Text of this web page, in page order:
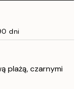
dni
plażą, czarnymi